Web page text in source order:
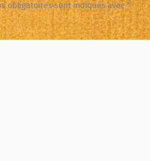
obligatoires sont indiqués avec*